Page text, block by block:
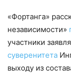
«Фортанга»
независимости»
участники
суверенитета
выходу из